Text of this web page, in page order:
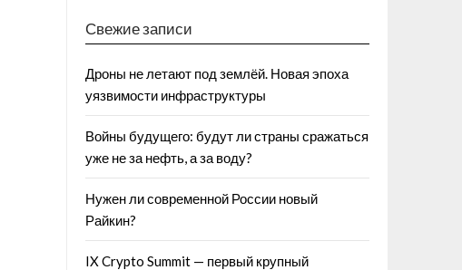
Свежие записи
Дроны не летают под землёй. Новая эпоха
уязвимости инфраструктуры
Войны будущего: будут ли страны сражаться
уже не за нефть, а за воду?
Нужен ли современной России новый
Райкин?
IX Crypto Summit — первый крупный